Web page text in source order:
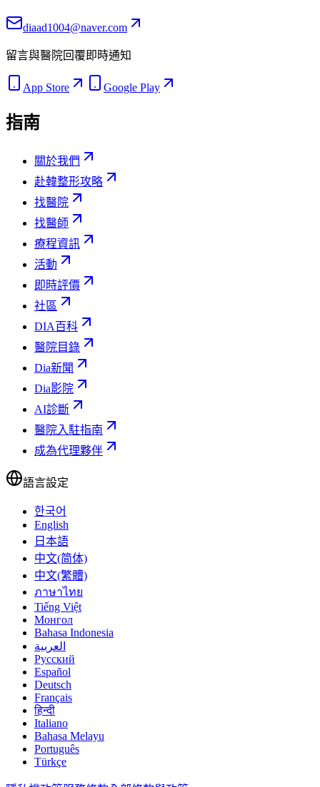
diaad1004@naver.com
留言與醫院回覆即時通知
App Store Google Play
指南
關於我們
赴韓整形攻略
找醫院
找醫師
療程資訊
活動
即時評價
社區
DIA百科
醫院目錄
Dia新聞
Dia影院
AI診斷
醫院入駐指南
成為代理夥伴
語言設定
한국어
English
日本語
中文(简体)
中文(繁體)
ภาษาไทย
Tiếng Việt
Монгол
Bahasa Indonesia
العربية
Русский
Español
Deutsch
Français
हिन्दी
Italiano
Bahasa Melayu
Português
Türkçe